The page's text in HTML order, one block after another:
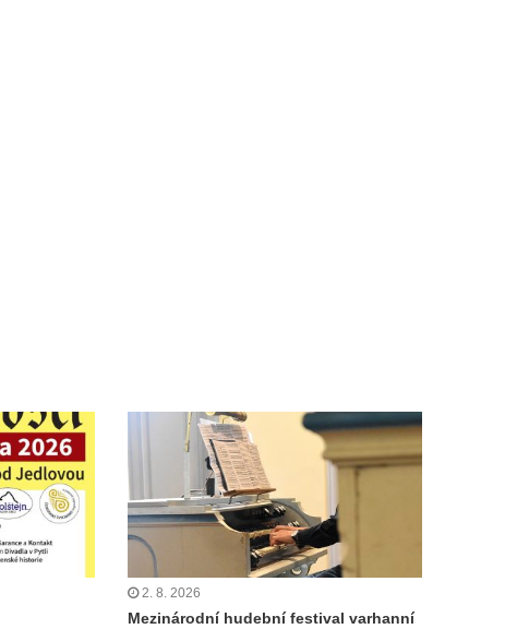
2. 8. 2026
Mezinárodní hudební festival varhanní